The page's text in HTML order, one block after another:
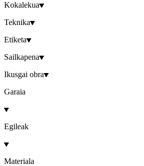
Kokalekua
Teknika
Etiketa
Sailkapena
Ikusgai obra
Garaia
Egileak
Materiala